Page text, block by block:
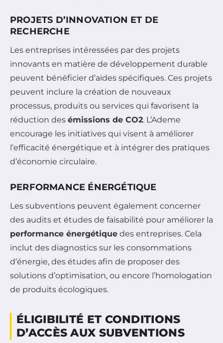
PROJETS D’INNOVATION ET DE
RECHERCHE
Les entreprises intéressées par des projets
innovants en matière de développement durable
peuvent bénéficier d’aides spécifiques. Ces projets
peuvent inclure la création de nouveaux
processus, produits ou services qui favorisent la
réduction des émissions de CO2. L’Ademe
encourage les initiatives qui visent à améliorer
l’efficacité énergétique et à intégrer des pratiques
d’économie circulaire.
PERFORMANCE ÉNERGÉTIQUE
Les subventions peuvent également concerner
des audits et études de faisabilité pour améliorer la
performance énergétique des entreprises. Cela
inclut des diagnostics sur les consommations
d’énergie, des études afin de proposer des
solutions d’optimisation, ou encore l’homologation
de produits écologiques.
ÉLIGIBILITÉ ET CONDITIONS
D’ACCÈS AUX SUBVENTIONS